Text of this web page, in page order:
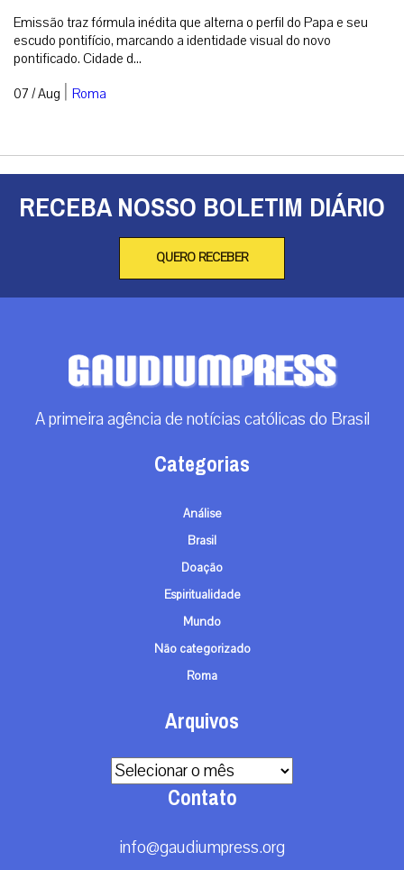
Emissão traz fórmula inédita que alterna o perfil do Papa e seu
escudo pontifício, marcando a identidade visual do novo
pontificado. Cidade d...
07 / Aug | Roma
RECEBA NOSSO BOLETIM DIÁRIO
QUERO RECEBER
A primeira agência de notícias católicas do Brasil
Categorias
Análise
Brasil
Doação
Espiritualidade
Mundo
Não categorizado
Roma
Arquivos
Arquivos
Contato
info@gaudiumpress.org